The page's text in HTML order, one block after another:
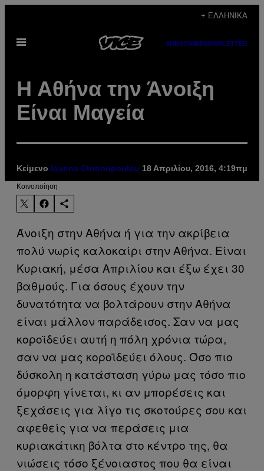
περιεχόμενο
+ ΕΛΛΗΝΙΚΆ
Ανοίξτε
SUBSCRIBENEWSLETTER
Η Αθήνα την Άνοιξη
Είναι Μαγεία
Κείμενο Ioanna Chronopoulou 18 Απριλίου, 2016, 4:19πμ
Kοινοποίηση
Άνοιξη στην Αθήνα ή για την ακρίβεια
πολύ νωρίς καλοκαίρι στην Αθήνα. Είναι
Κυριακή, μέσα Απριλίου και έξω έχει 30
βαθμούς. Για όσους έχουν την
δυνατότητα να βολτάρουν στην Αθήνα
είναι μάλλον παράδεισος. Σαν να μας
κοροϊδεύει αυτή η πόλη χρόνια τώρα,
σαν να μας κοροϊδεύει όλους. Όσο πιο
δύσκολη η κατάσταση γύρω μας τόσο πιο
όμορφη γίνεται, κι αν μπορέσεις και
ξεχάσεις για λίγο τις σκοτούρες σου και
αφεθείς για να περάσεις μια
κυριακάτικη βόλτα στο κέντρο της, θα
νιώσεις τόσο ξένοιαστος που θα είναι